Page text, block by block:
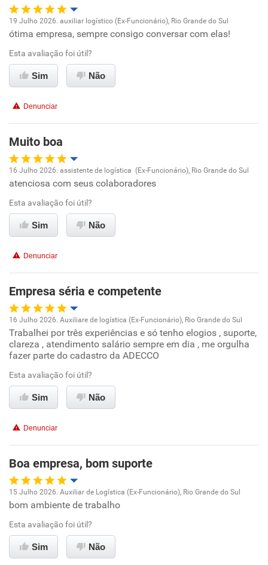
Oportunidade de promoção
Ambiente de trabalho
Benefícios
Recomenda esta empresa
Recomenda a diretoria
19 Julho 2026. auxiliar logístico (Ex-Funcionário), Rio Grande do Sul
ótima empresa, sempre consigo conversar com elas!
Esta avaliação foi útil?
Sim Não
Denunciar
Muito boa
Oportunidade de promoção
Ambiente de trabalho
Benefícios
Recomenda esta empresa
Recomenda a diretoria
16 Julho 2026. assistente de logística (Ex-Funcionário), Rio Grande do Sul
atenciosa com seus colaboradores
Esta avaliação foi útil?
Sim Não
Denunciar
Empresa séria e competente
Oportunidade de promoção
Ambiente de trabalho
Conciliação com a vida familiar
Recomenda a diretoria
16 Julho 2026. Auxiliare de logística (Ex-Funcionário), Rio Grande do Sul
Trabalhei por três experiências e só tenho elogios , suporte,
clareza , atendimento salário sempre em dia , me orgulha
fazer parte do cadastro da ADECCO
Esta avaliação foi útil?
Sim Não
Denunciar
Boa empresa, bom suporte
Oportunidade de promoção
Ambiente de trabalho
15 Julho 2026. Auxiliar de Logística (Ex-Funcionário), Rio Grande do Sul
bom ambiente de trabalho
Esta avaliação foi útil?
Sim Não